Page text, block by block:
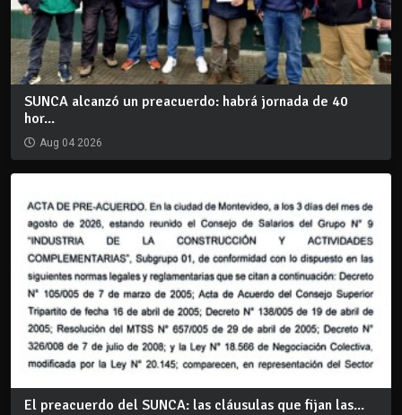
SUNCA alcanzó un preacuerdo: habrá jornada de 40
hor...
Aug 04 2026
El preacuerdo del SUNCA: las cláusulas que fijan las...